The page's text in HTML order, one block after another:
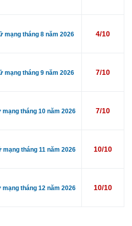
mạng tháng 8 năm 2026 4/10
mạng tháng 9 năm 2026 7/10
tháng 10 năm 2026 7/10
mạng tháng 11 năm 2026 10/10
tháng 12 năm 2026 10/10